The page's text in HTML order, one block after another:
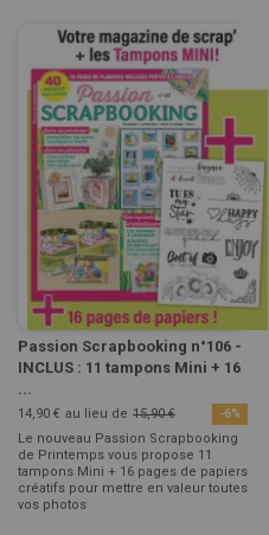
Passion Scrapbooking n°106 -
INCLUS : 11 tampons Mini + 16
...
14,90 € au lieu de 15,90 € -6%
Le nouveau Passion Scrapbooking
de Printemps vous propose 11
tampons Mini + 16 pages de papiers
créatifs pour mettre en valeur toutes
vos photos